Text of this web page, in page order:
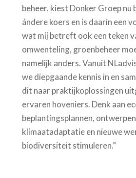
beheer, kiest Donker Groep nu
ándere koers en is daarin een
wat mij betreft ook een teken
omwenteling, groenbeheer
namelijk anders.Vanuit
wediepgaande kennis in en
dit naar praktijkoplossingen
ervaren hoveniers. Denk aan
beplantingsplannen,
klimaatadaptatie en nieuwe
biodiversiteit stimuleren.”